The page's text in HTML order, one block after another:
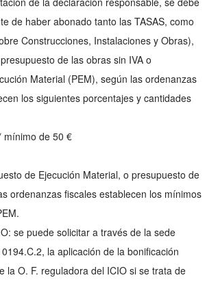
de haber abonado tanto las TASAS, como
Construcciones, Instalaciones y Obras),
de las obras sin IVA o
Material (PEM), según las ordenanzas
los siguientes porcentajes y cantidades
mínimo de 50 €
de Ejecución Material, o presupuesto de
ordenanzas fiscales establecen los mínimos
se puede solicitar a través de la sede
la aplicación de la bonificación
la O. F. reguladora del ICIO si se trata de